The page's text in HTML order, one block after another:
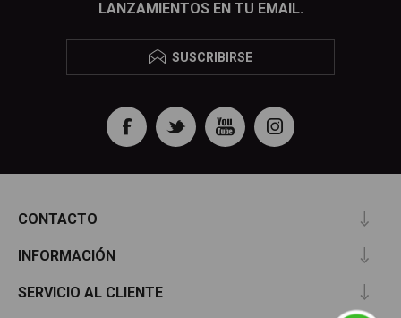
LANZAMIENTOS EN TU EMAIL.
SUSCRIBIRSE
CONTACTO
INFORMACIÓN
SERVICIO AL CLIENTE